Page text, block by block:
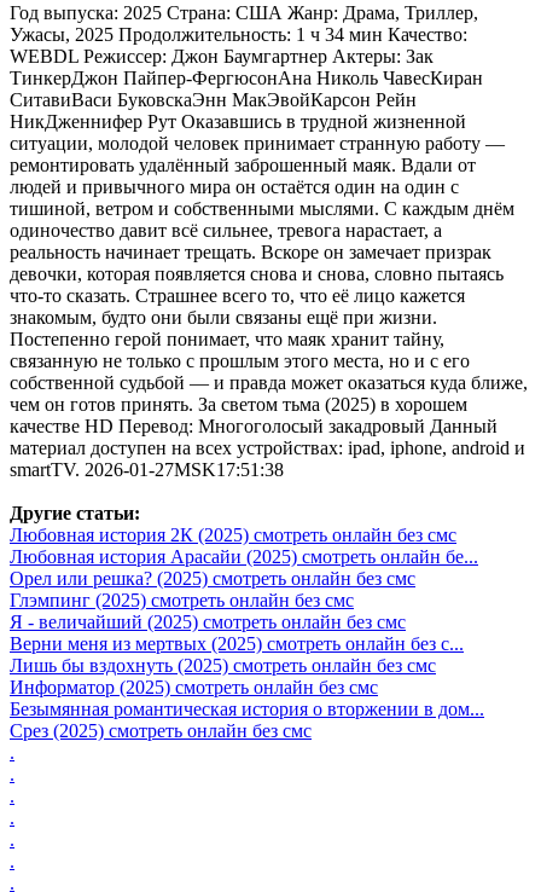
Год выпуска: 2025 Страна: США Жанр: Драма, Триллер,
Ужасы, 2025 Продолжительность: 1 ч 34 мин Качество:
WEBDL Режиссер: Джон Баумгартнер Актеры: Зак
ТинкерДжон Пайпер-ФергюсонАна Николь ЧавесКиран
СитавиВаси БуковскаЭнн МакЭвойКарсон Рейн
НикДженнифер Рут Оказавшись в трудной жизненной
ситуации, молодой человек принимает странную работу —
ремонтировать удалённый заброшенный маяк. Вдали от
людей и привычного мира он остаётся один на один с
тишиной, ветром и собственными мыслями. С каждым днём
одиночество давит всё сильнее, тревога нарастает, а
реальность начинает трещать. Вскоре он замечает призрак
девочки, которая появляется снова и снова, словно пытаясь
что-то сказать. Страшнее всего то, что её лицо кажется
знакомым, будто они были связаны ещё при жизни.
Постепенно герой понимает, что маяк хранит тайну,
связанную не только с прошлым этого места, но и с его
собственной судьбой — и правда может оказаться куда ближе,
чем он готов принять. За светом тьма (2025) в хорошем
качестве HD Перевод: Многоголосый закадровый Данный
материал доступен на всех устройствах: ipad, iphone, android и
smartTV. 2026-01-27MSK17:51:38
Другие статьи:
Любовная история 2К (2025) смотреть онлайн без смс
Любовная история Арасайи (2025) смотреть онлайн бе...
Орел или решка? (2025) смотреть онлайн без смс
Глэмпинг (2025) смотреть онлайн без смс
Я - величайший (2025) смотреть онлайн без смс
Верни меня из мертвых (2025) смотреть онлайн без с...
Лишь бы вздохнуть (2025) смотреть онлайн без смс
Информатор (2025) смотреть онлайн без смс
Безымянная романтическая история о вторжении в дом...
Срез (2025) смотреть онлайн без смс
.
.
.
.
.
.
.